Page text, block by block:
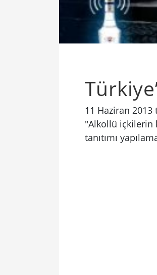
11 Haziran 2013
"Alkollü içkilerin
tanıtımı